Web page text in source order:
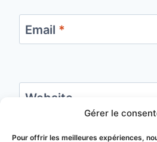
Gérer le
Pour offrir les meilleures expériences,
Email *
Website
Save my name, email,